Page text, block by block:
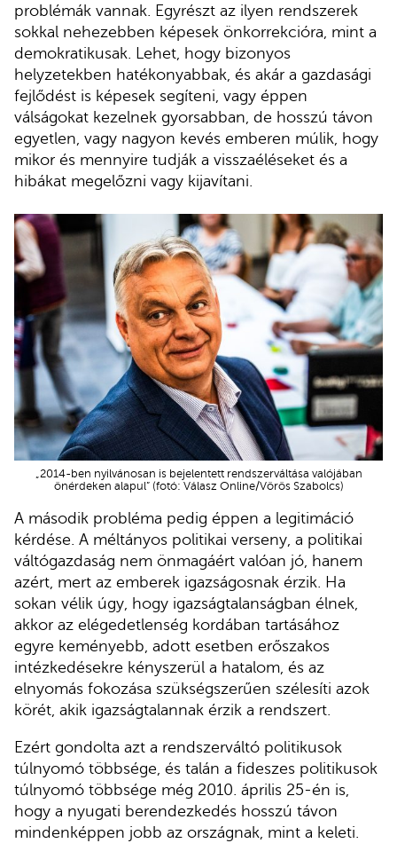
problémák vannak. Egyrészt az ilyen rendszerek
sokkal nehezebben képesek önkorrekcióra, mint a
demokratikusak. Lehet, hogy bizonyos
helyzetekben hatékonyabbak, és akár a gazdasági
fejlődést is képesek segíteni, vagy éppen
válságokat kezelnek gyorsabban, de hosszú távon
egyetlen, vagy nagyon kevés emberen múlik, hogy
mikor és mennyire tudják a visszaéléseket és a
hibákat megelőzni vagy kijavítani.
„2014-ben nyilvánosan is bejelentett rendszerváltása valójában
önérdeken alapul” (fotó: Válasz Online/Vörös Szabolcs)
A második probléma pedig éppen a legitimáció
kérdése. A méltányos politikai verseny, a politikai
váltógazdaság nem önmagáért valóan jó, hanem
azért, mert az emberek igazságosnak érzik. Ha
sokan vélik úgy, hogy igazságtalanságban élnek,
akkor az elégedetlenség kordában tartásához
egyre keményebb, adott esetben erőszakos
intézkedésekre kényszerül a hatalom, és az
elnyomás fokozása szükségszerűen szélesíti azok
körét, akik igazságtalannak érzik a rendszert.
Ezért gondolta azt a rendszerváltó politikusok
túlnyomó többsége, és talán a fideszes politikusok
túlnyomó többsége még 2010. április 25-én is,
hogy a nyugati berendezkedés hosszú távon
mindenképpen jobb az országnak, mint a keleti.